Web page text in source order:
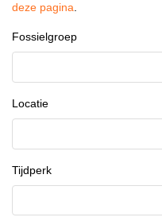
deze pagina.
Fossielgroep
Locatie
Tijdperk